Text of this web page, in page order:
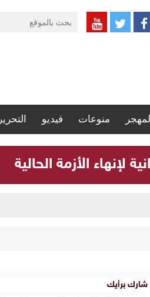
المهجر منوعات فيديو التحرير
لإنهاء الأزمة الحالية
شارك برأيك